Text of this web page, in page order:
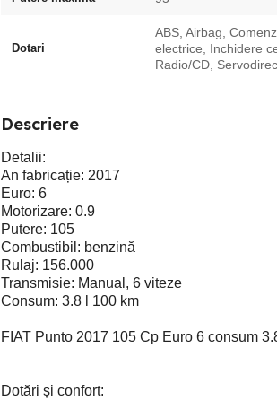
Dotari
ABS, Airbag,
electrice, Inchidere
Radio/CD,
Descriere
Detalii:
An fabricație: 2017
Euro: 6
Motorizare: 0.9
Putere: 105
Combustibil: benzină
Rulaj: 156.000
Transmisie: Manual, 6 viteze
Consum: 3.8 l 100 km
FIAT Punto 2017 105 Cp Euro 6 consum 3.8
Dotări și confort: